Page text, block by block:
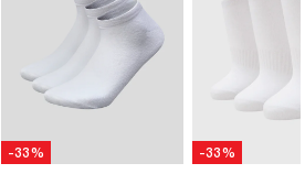
-33% -33%